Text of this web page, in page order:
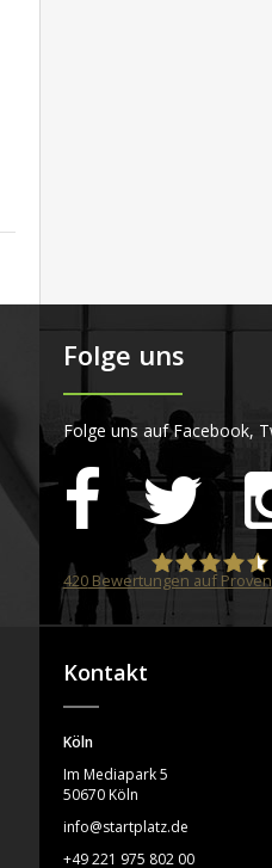
Folge uns
Folge uns auf Facebook,
STARTPLATZ
420Bewertungen auf
Kontakt
Köln
Im Mediapark 5
50670 Köln
info@startplatz.de
+49 221 975 802 00